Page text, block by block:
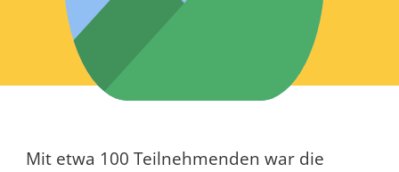
Mit etwa 100 Teilnehmenden war die